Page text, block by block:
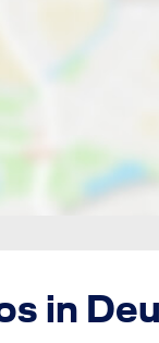
in